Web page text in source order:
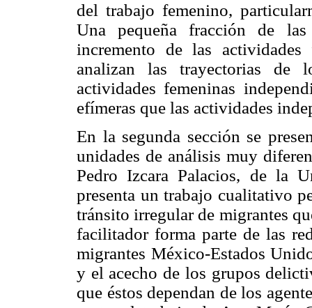
del trabajo femenino,
Una pequeña fracción de las
incremento de las actividades
analizan las trayectorias de
actividades femeninas
efímeras que las actividades
En la segunda sección se
unidades de análisis muy
Pedro Izcara Palacios, de la
presenta un trabajo cualitativo
tránsito irregular de migrantes
facilitador forma parte de las
migrantes México-Estados
y el acecho de los grupos
que éstos dependan de los